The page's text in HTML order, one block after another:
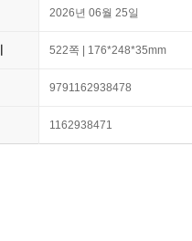
2026년 06월 25일
522쪽 | 176*248*35mm
9791162938478
1162938471